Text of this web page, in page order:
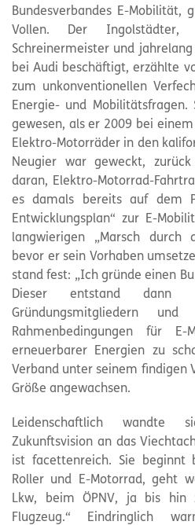
Bundesverbandes E-Mobilität,
Vollen. Der
Schreinermeister und
bei Audi beschäftigt, erzählte
zum unkonventionellen
Energie- und Mobilitätsfragen.
gewesen, als er 2009 bei
Elektro-Motorräder in den
Neugier war geweckt,
daran, Elektro-Motorrad-
es damals bereits auf dem
Entwicklungsplan“ zur E-
langwierigen „Marsch durch
bevor er sein Vorhaben
stand fest: „Ich gründe einen
Dieser entstand dann
Gründungsmitgliedern
Rahmenbedingungen für
erneuerbarer Energien zu
Verband unter seinem findigen
Größe angewachsen.
Leidenschaftlich
Zukunftsvision an das
ist facettenreich. Sie beginnt
Roller und E-Motorrad, geht
Lkw, beim ÖPNV, ja bis hin
Flugzeug.“ Eindringlich